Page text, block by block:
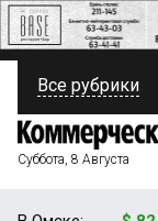
ПОЛИТИКА
ФИНАНСЫ
Все рубрики
Суббота, 8 Августа